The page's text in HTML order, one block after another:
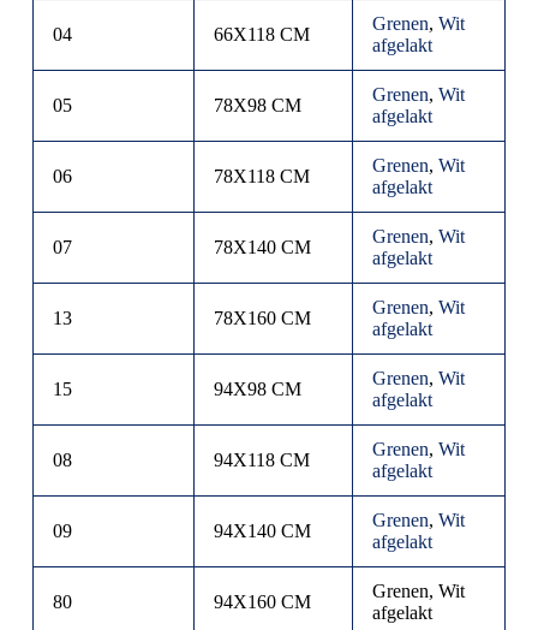
04 66X118 CM
Grenen, Wit
afgelakt
05 78X98 CM
Grenen, Wit
afgelakt
06 78X118 CM
Grenen, Wit
afgelakt
07 78X140 CM
Grenen, Wit
afgelakt
13 78X160 CM
Grenen, Wit
afgelakt
15 94X98 CM
Grenen, Wit
afgelakt
08 94X118 CM
Grenen, Wit
afgelakt
09 94X140 CM
Grenen, Wit
afgelakt
80 94X160 CM
Grenen, Wit
afgelakt